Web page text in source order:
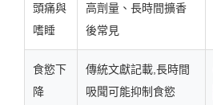
頭痛與
嗜睡
高劑量、長時間擴香
後常見
食慾下
降
傳統文獻記載,長時間
吸聞可能抑制食慾